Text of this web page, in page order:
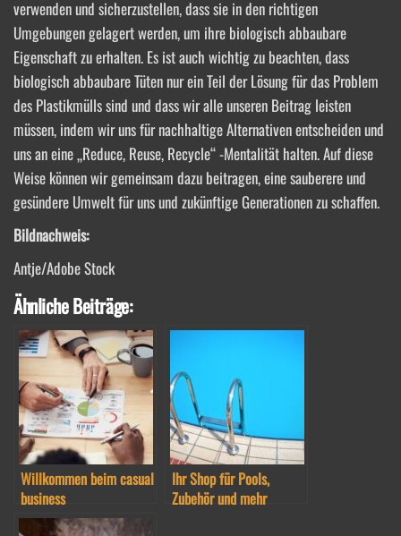
verwenden und sicherzustellen, dass sie in den richtigen
Umgebungen gelagert werden, um ihre biologisch abbaubare
Eigenschaft zu erhalten. Es ist auch wichtig zu beachten, dass
biologisch abbaubare Tüten nur ein Teil der Lösung für das Problem
des Plastikmülls sind und dass wir alle unseren Beitrag leisten
müssen, indem wir uns für nachhaltige Alternativen entscheiden und
uns an eine „Reduce, Reuse, Recycle“ -Mentalität halten. Auf diese
Weise können wir gemeinsam dazu beitragen, eine sauberere und
gesündere Umwelt für uns und zukünftige Generationen zu schaffen.
Bildnachweis:
Antje/Adobe Stock
Ähnliche Beiträge:
Willkommen beim casual
business
Ihr Shop für Pools,
Zubehör und mehr